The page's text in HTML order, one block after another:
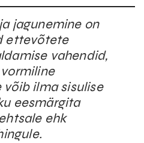
jagunemine on
ettevõtete
vahendid,
ilma sisulise
eesmärgita
ehk